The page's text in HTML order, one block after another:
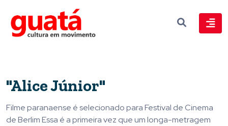
"Alice Júnior"
Filme paranaense é selecionado para Festival de Cinema
de Berlim Essa é a primeira vez que um longa-metragem